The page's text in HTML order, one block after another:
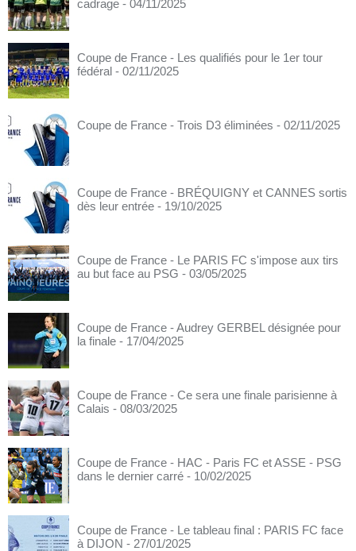
cadrage - 04/11/2025
Coupe de France - Les qualifiés pour le 1er tour
fédéral - 02/11/2025
Coupe de France - Trois D3 éliminées - 02/11/2025
Coupe de France - BRÉQUIGNY et CANNES sortis
dès leur entrée - 19/10/2025
Coupe de France - Le PARIS FC s'impose aux tirs
au but face au PSG - 03/05/2025
Coupe de France - Audrey GERBEL désignée pour
la finale - 17/04/2025
Coupe de France - Ce sera une finale parisienne à
Calais - 08/03/2025
Coupe de France - HAC - Paris FC et ASSE - PSG
dans le dernier carré - 10/02/2025
Coupe de France - Le tableau final : PARIS FC face
à DIJON - 27/01/2025